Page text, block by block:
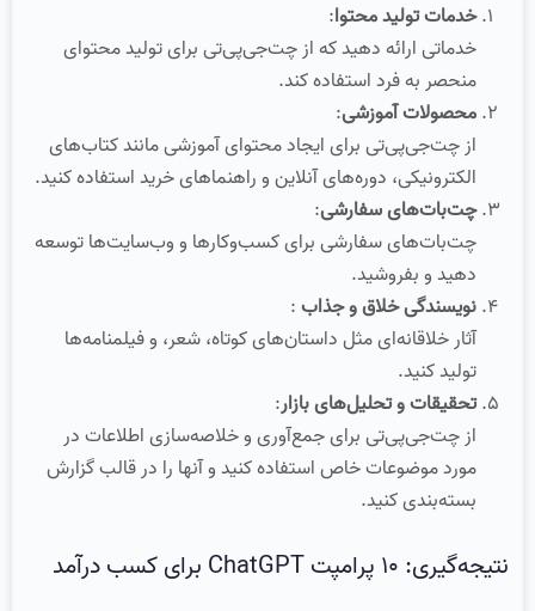
خدمات تولید محتوا:
خدماتی ارائه دهید که از چت‌جی‌پی‌تی برای تولید محتوای
منحصر به فرد استفاده کند.
محصولات آموزشی:
از چت‌جی‌پی‌تی برای ایجاد محتوای آموزشی مانند کتاب‌های
الکترونیکی، دوره‌های آنلاین و راهنماهای خرید استفاده کنید.
چت‌بات‌های سفارشی:
چت‌بات‌های سفارشی برای کسب‌وکارها و وب‌سایت‌ها توسعه
دهید و بفروشید.
نویسندگی خلاق و جذاب:
آثار خلاقانه‌ای مثل داستان‌های کوتاه، شعر، و فیلمنامه‌ها
تولید کنید.
تحقیقات و تحلیل‌های بازار:
از چت‌جی‌پی‌تی برای جمع‌آوری و خلاصه‌سازی اطلاعات در
مورد موضوعات خاص استفاده کنید و آنها را در قالب گزارش
بسته‌بندی کنید.
نتیجه‌گیری: 10 پرامپت ChatGPT برای کسب درآمد